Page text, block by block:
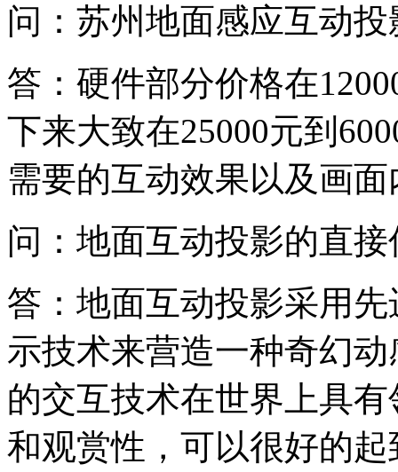
问：苏州地面感应互动
答：硬件部分价格在
下来大致在25000元到
需要的互动效果以及画
问：地面互动投影的直
答：地面互动投影采用
示技术来营造一种奇幻
的交互技术在世界上具
和观赏性，可以很好的